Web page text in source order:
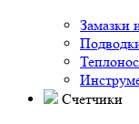
Замазки
Счетчики